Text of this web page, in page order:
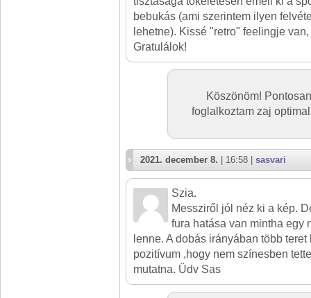
bebukás (ami szerintem ilyen
lehetne). Kissé "retro" feelingje
Gratulálok!
Köszönöm!
foglalkoztam zaj
2021. december 8. | 16:58 | sasvari
Szia.
Messziről jól néz ki a kép.
fura hatása van mintha egy
lenne. A dobás irányában több
pozitívum ,hogy nem színesben
mutatna. Üdv Sas